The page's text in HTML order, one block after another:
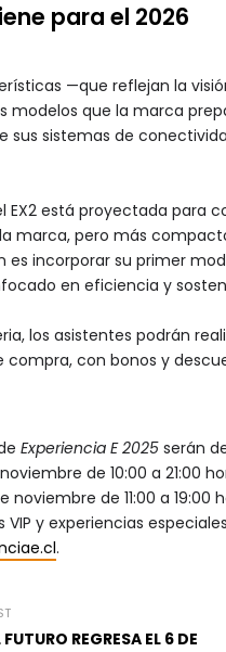
para el 2026
—que reflejan la
modelos que la marca
sus sistemas de
EX2 está proyectada para
marca, pero más
es incorporar su primer
en eficiencia y
los asistentes podrán
compra, con bonos y
Experiencia E 2025 serán
de 10:00 a 21:00
noviembre de 11:00 a
VIP y experiencias
.
REGRESA EL 6 DE